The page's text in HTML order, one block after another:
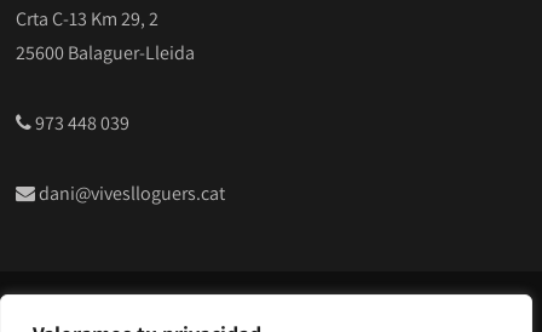
Crta C-13 Km 29, 2
25600 Balaguer-Lleida
973 448 039
dani@viveslloguers.cat
© Copyright 2024 | Vives Serveis i Lloguers |